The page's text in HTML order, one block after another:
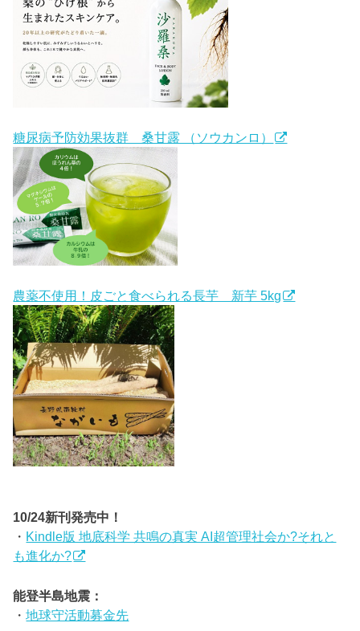
糖尿病予防効果抜群 桑甘露 （ソウカンロ）
農薬不使用！皮ごと食べられる長芋 新芋 5kg
10/24新刊発売中！
・ Kindle版 地底科学 共鳴の真実 AI超管理社会か?それと
も進化か?
能登半島地震：
・地球守活動募金先